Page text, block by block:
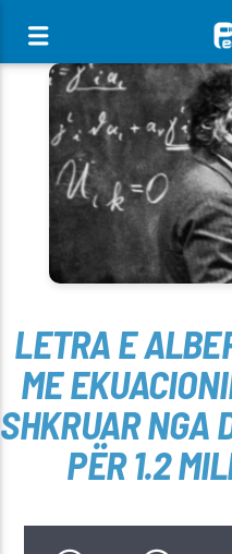
[There are no radio
LETRA E
ME
SHKRUAR NGA
PËR 1.2